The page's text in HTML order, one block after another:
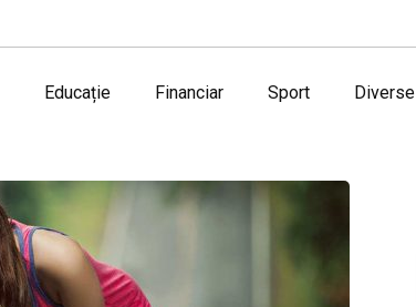
Educație Financiar Sport Diverse